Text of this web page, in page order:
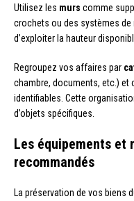
Utilisez les murs comme
crochets ou des systèmes
d’exploiter la hauteur
Regroupez vos affaires par
chambre, documents, etc.)
identifiables. Cette
d’objets spécifiques.
Les équipements et
recommandés
La préservation de vos biens